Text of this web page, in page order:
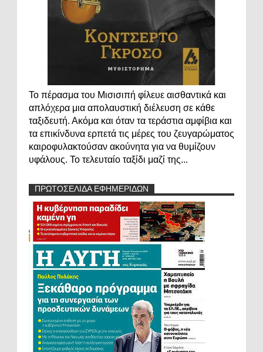
Το πέρασμα του Μισισιπή φίλευε αισθαντικά και
απλόχερα μια απολαυστική διέλευση σε κάθε
ταξιδευτή. Ακόμα και όταν τα τεράστια αμφίβια και
τα επικίνδυνα ερπετά τις μέρες του ζευγαρώματος
καιροφυλακτούσαν ακούνητα για να θυμίζουν
υφάλους. Το τελευταίο ταξίδι μαζί της...
ΠΡΩΤΟΣΕΛΙΔΑ ΕΦΗΜΕΡΙΔΩΝ